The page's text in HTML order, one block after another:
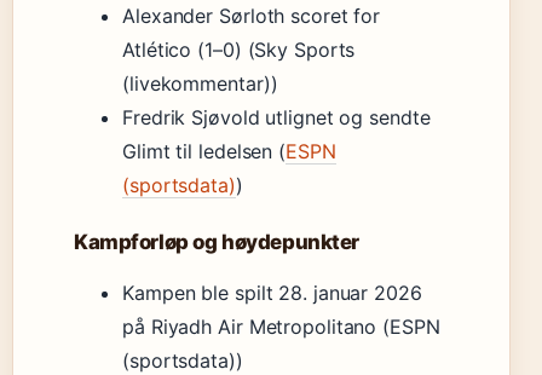
Alexander Sørloth scoret for
Atlético (1–0) (Sky Sports
(livekommentar))
Fredrik Sjøvold utlignet og sendte
Glimt til ledelsen (ESPN
(sportsdata))
Kampforløp og høydepunkter
Kampen ble spilt 28. januar 2026
på Riyadh Air Metropolitano (ESPN
(sportsdata))